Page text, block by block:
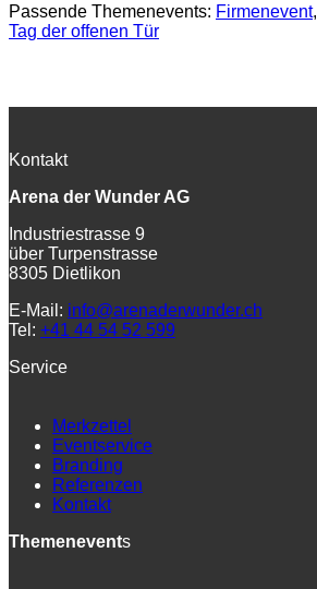
Passende Themenevents: Firmenevent,
Tag der offenen Tür
Kontakt
Arena der Wunder AG
Industriestrasse 9
über Turpenstrasse
8305 Dietlikon
E-Mail: info@arenaderwunder.ch
Tel: +41 44 54 52 599
Service
Merkzettel
Eventservice
Branding
Referenzen
Kontakt
Themenevents